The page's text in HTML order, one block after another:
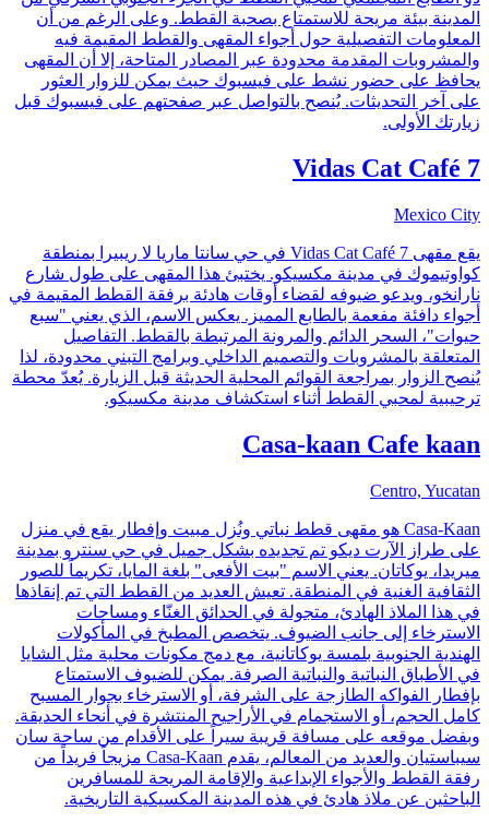
المدينة بيئة مريحة للاستمتاع بصحبة القطط. وعلى الرغم من أن
المعلومات التفصيلية حول أجواء المقهى والقطط المقيمة فيه
والمشروبات المقدمة محدودة عبر المصادر المتاحة، إلا أن المقهى
يحافظ على حضور نشط على فيسبوك حيث يمكن للزوار العثور
على آخر التحديثات. يُنصح بالتواصل عبر صفحتهم على فيسبوك قبل
زيارتك الأولى.
7 Vidas Cat Café
Mexico City
يقع مقهى 7 Vidas Cat Café في حي سانتا ماريا لا ريبيرا بمنطقة
كواوتيموك في مدينة مكسيكو. يختبئ هذا المقهى على طول شارع
نارانخو، ويدعو ضيوفه لقضاء أوقات هادئة برفقة القطط المقيمة في
أجواء دافئة مفعمة بالطابع المميز. يعكس الاسم، الذي يعني "سبع
حيوات"، السحر الدائم والمرونة المرتبطة بالقطط. التفاصيل
المتعلقة بالمشروبات والتصميم الداخلي وبرامج التبني محدودة، لذا
يُنصح الزوار بمراجعة القوائم المحلية الحديثة قبل الزيارة. يُعدّ محطة
ترحيبية لمحبي القطط أثناء استكشاف مدينة مكسيكو.
Casa-kaan Cafe kaan
Centro, Yucatan
‏Casa-Kaan هو مقهى قطط نباتي ونُزل مبيت وإفطار يقع في منزل
على طراز الآرت ديكو تم تجديده بشكل جميل في حي سنترو بمدينة
ميريدا، يوكاتان. يعني الاسم "بيت الأفعى" بلغة المايا، تكريماً للصور
الثقافية الغنية في المنطقة. تعيش العديد من القطط التي تم إنقاذها
في هذا الملاذ الهادئ، متجولة في الحدائق الغنّاء ومساحات
الاسترخاء إلى جانب الضيوف. يتخصص المطبخ في المأكولات
الهندية الجنوبية بلمسة يوكاتانية، مع دمج مكونات محلية مثل الشايا
في الأطباق النباتية والنباتية الصرفة. يمكن للضيوف الاستمتاع
بإفطار الفواكه الطازجة على الشرفة، أو الاسترخاء بجوار المسبح
كامل الحجم، أو الاستجمام في الأراجيح المنتشرة في أنحاء الحديقة.
وبفضل موقعه على مسافة قريبة سيراً على الأقدام من ساحة سان
سيباستيان والعديد من المعالم، يقدم Casa-Kaan مزيجاً فريداً من
رفقة القطط والأجواء الإبداعية والإقامة المريحة للمسافرين
الباحثين عن ملاذ هادئ في هذه المدينة المكسيكية التاريخية.